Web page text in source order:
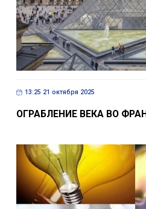
13:25 21 октября 2025
ОГРАБЛЕНИЕ ВЕКА ВО